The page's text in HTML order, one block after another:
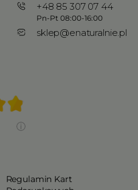
+48 85 307 07 44
Pn-Pt 08:00-16:00
sklep@enaturalnie.pl
Regulamin Kart